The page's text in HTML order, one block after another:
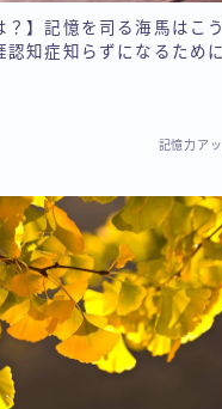
？】記憶を司る海馬はこ
認知症知らずになるため
記憶力ア